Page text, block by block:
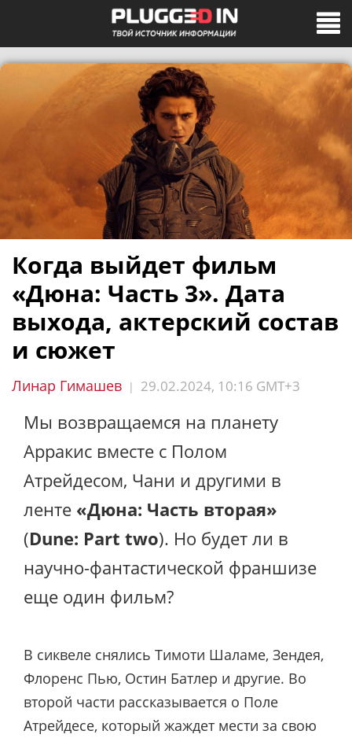
Когда выйдет фильм
«Дюна: Часть 3». Дата
выхода, актерский состав
и сюжет
Линар Гимашев | 29.02.2024, 10:16 GMT+3
Мы возвращаемся на планету
Арракис вместе с Полом
Атрейдесом, Чани и другими в
ленте «Дюна: Часть вторая»
(Dune: Part two). Но будет ли в
научно-фантастической франшизе
еще один фильм?
В сиквеле снялись Тимоти Шаламе, Зендея,
Флоренс Пью, Остин Батлер и другие. Во
второй части рассказывается о Поле
Атрейдесе, который жаждет мести за свою